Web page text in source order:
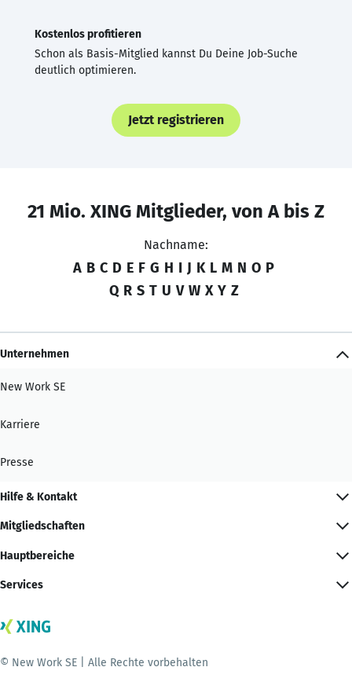
Kostenlos profitieren
Schon als Basis-Mitglied kannst Du Deine Job-Suche
deutlich optimieren.
Jetzt registrieren
21 Mio. XING Mitglieder, von A bis Z
Nachname:
A B C D E F G H I J K L M N O P
Q R S T U V W X Y Z
Unternehmen
New Work SE
Karriere
Presse
Hilfe & Kontakt
Mitgliedschaften
Hauptbereiche
Services
© New Work SE | Alle Rechte vorbehalten